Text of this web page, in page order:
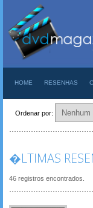
HOME RESENHAS
Ordenar por:
�LTIMAS
46 registros encontrados.